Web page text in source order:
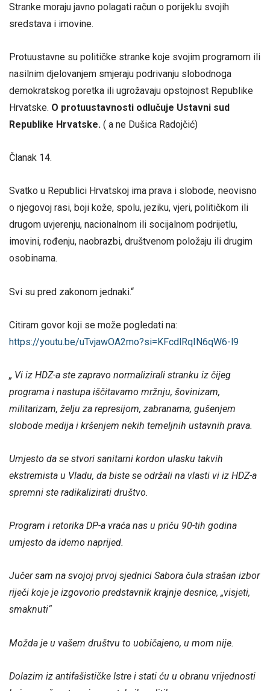
Stranke moraju javno polagati račun o porijeklu svojih
sredstava i imovine.
Protuustavne su političke stranke koje svojim programom ili
nasilnim djelovanjem smjeraju podrivanju slobodnoga
demokratskog poretka ili ugrožavaju opstojnost Republike
Hrvatske. O protuustavnosti odlučuje Ustavni sud
Republike Hrvatske. ( a ne Dušica Radojčić)
Članak 14.
Svatko u Republici Hrvatskoj ima prava i slobode, neovisno
o njegovoj rasi, boji kože, spolu, jeziku, vjeri, političkom ili
drugom uvjerenju, nacionalnom ili socijalnom podrijetlu,
imovini, rođenju, naobrazbi, društvenom položaju ili drugim
osobinama.
Svi su pred zakonom jednaki.“
Citiram govor koji se može pogledati na:
https://youtu.be/uTvjawOA2mo?si=KFcdlRqIN6qW6-l9
„ Vi iz HDZ-a ste zapravo normalizirali stranku iz čijeg
programa i nastupa iščitavamo mržnju, šovinizam,
militarizam, želju za represijom, zabranama, gušenjem
slobode medija i kršenjem nekih temeljnih ustavnih prava.
Umjesto da se stvori sanitarni kordon ulasku takvih
ekstremista u Vladu, da biste se održali na vlasti vi iz HDZ-a
spremni ste radikalizirati društvo.
Program i retorika DP-a vraća nas u priču 90-tih godina
umjesto da idemo naprijed.
Jučer sam na svojoj prvoj sjednici Sabora čula strašan izbor
riječi koje je izgovorio predstavnik krajnje desnice, „visjeti,
smaknuti“
Možda je u vašem društvu to uobičajeno, u mom nije.
Dolazim iz antifašističke Istre i stati ću u obranu vrijednosti